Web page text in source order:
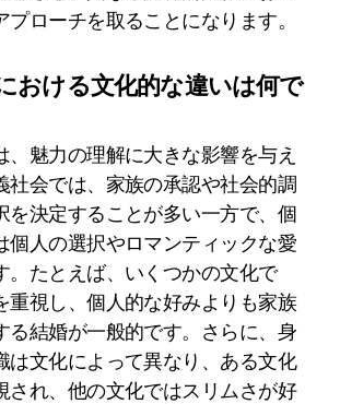
ローチを取ることになります。
おける文化的な違いは何で
、魅力の理解に大きな影響を与え
社会では、家族の承認や社会的調
を決定することが多い一方で、個
個人の選択やロマンティックな愛
。たとえば、いくつかの文化で
重視し、個人的な好みよりも家族
る結婚が一般的です。さらに、身
は文化によって異なり、ある文化
され、他の文化ではスリムさが好